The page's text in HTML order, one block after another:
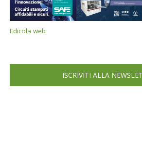
Edicola web
ISCRIVITI ALLA